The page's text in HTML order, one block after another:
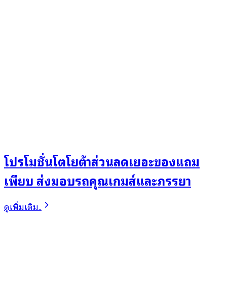
โปรโมชั่นโตโยต้าส่วนลดเยอะของแถม
เพียบ ส่งมอบรถคุณเกมส์และภรรยา
ดูเพิ่มเติม..